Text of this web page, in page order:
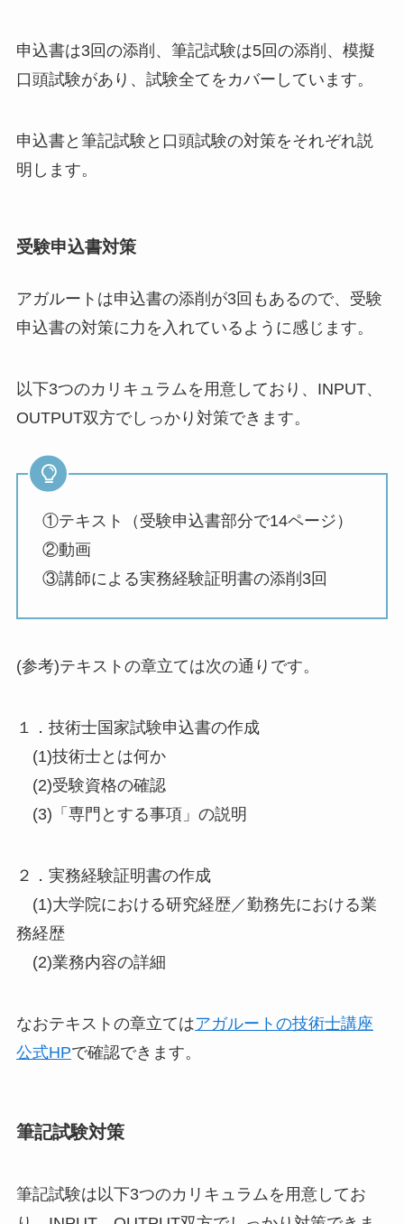
申込書は3回の添削、筆記試験は5回の添削、模擬
口頭試験があり、試験全てをカバーしています。
申込書と筆記試験と口頭試験の対策をそれぞれ説
明します。
受験申込書対策
アガルートは申込書の添削が3回もあるので、受験
申込書の対策に力を入れているように感じます。
以下3つのカリキュラムを用意しており、INPUT、
OUTPUT双方でしっかり対策できます。
①テキスト（受験申込書部分で14ページ）
②動画
③講師による実務経験証明書の添削3回
(参考)テキストの章立ては次の通りです。
１．技術士国家試験申込書の作成
(1)技術士とは何か
(2)受験資格の確認
(3)「専門とする事項」の説明
２．実務経験証明書の作成
(1)大学院における研究経歴／勤務先における業
務経歴
(2)業務内容の詳細
なおテキストの章立てはアガルートの技術士講座
公式HPで確認できます。
筆記試験対策
筆記試験は以下3つのカリキュラムを用意してお